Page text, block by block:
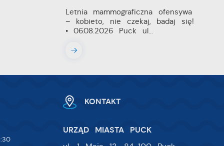
Letnia mammograficzna ofensywa
– kobieto, nie czekaj, badaj się!
• 06.08.2026 Puck ul...
KONTAKT
URZĄD MIASTA PUCK